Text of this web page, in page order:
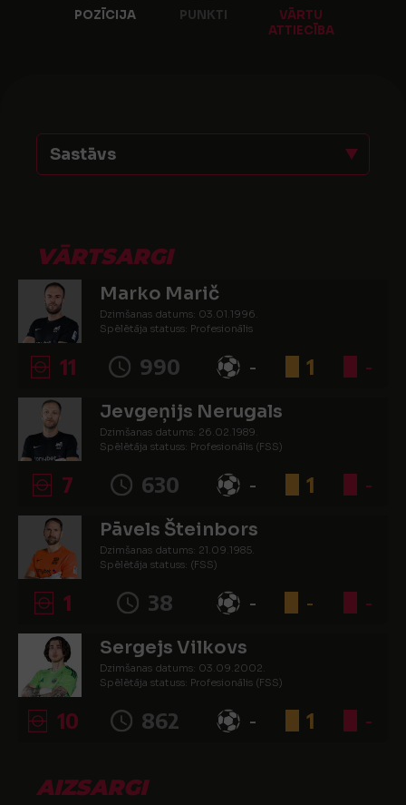
POZĪCIJA PUNKTI
VĀRTU
ATTIECĪBA
Sastāvs
VĀRTSARGI
Marko Marič
Dzimšanas datums: 03.01.1996.
Spēlētāja statuss: Profesionālis
11 990 - 1 -
Jevgeņijs Nerugals
Dzimšanas datums: 26.02.1989.
Spēlētāja statuss: Profesionālis (FSS)
7 630 - 1 -
Pāvels Šteinbors
Dzimšanas datums: 21.09.1985.
Spēlētāja statuss: (FSS)
1 38 - - -
Sergejs Vilkovs
Dzimšanas datums: 03.09.2002.
Spēlētāja statuss: Profesionālis (FSS)
10 862 - 1 -
AIZSARGI